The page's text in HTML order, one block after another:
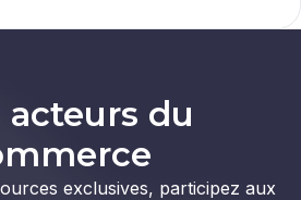
acteurs du
exclusives, participez aux